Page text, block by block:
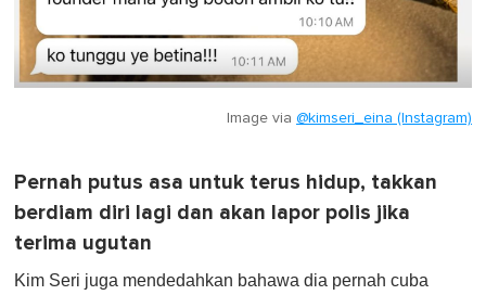
Image via @kimseri_eina (Instagram)
Pernah putus asa untuk terus hidup, takkan
berdiam diri lagi dan akan lapor polis jika
terima ugutan
Kim Seri juga mendedahkan bahawa dia pernah cuba